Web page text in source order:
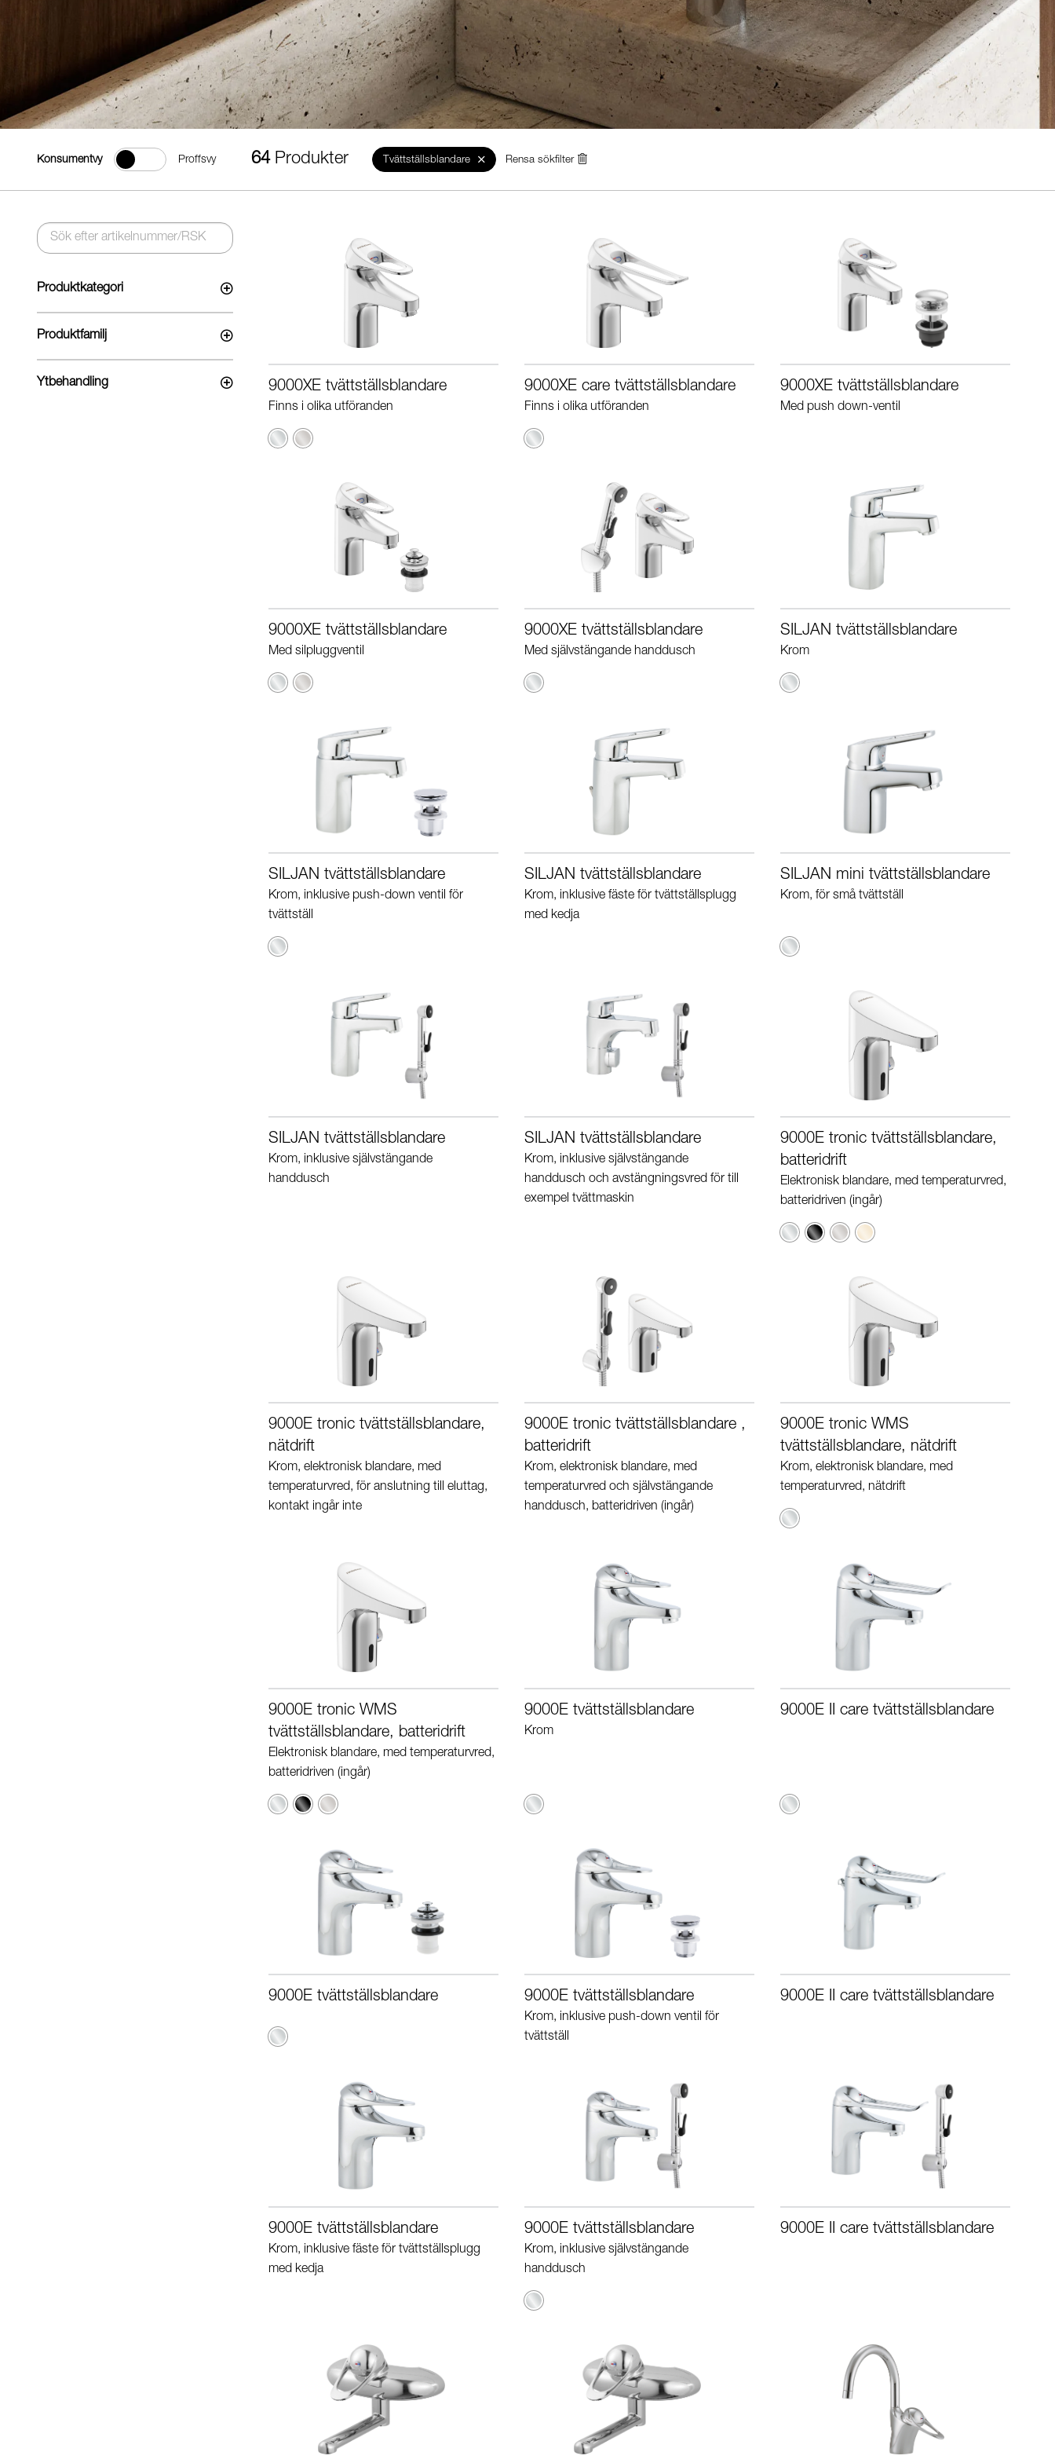
Konsumentvy Proffsvy 64 Produkter Tvättställsblandare Rensa sökfilter
Produktkategori
Produktfamilj
Ytbehandling 9000XE tvättställsblandare
Finns i olika utföranden
KromBorstad
9000XE care tvättställsblandare
Finns i olika utföranden
Krom
9000XE tvättställsblandare
Med push down-ventil
9000XE tvättställsblandare
Med silpluggventil
KromBorstad
9000XE tvättställsblandare
Med självstängande handdusch
Krom
SILJAN tvättställsblandare
Krom
Krom
SILJAN tvättställsblandare
Krom, inklusive push-down ventil för
tvättställ
Krom
SILJAN tvättställsblandare
Krom, inklusive fäste för tvättställsplugg
med kedja
SILJAN mini tvättställsblandare
Krom, för små tvättställ
Krom
SILJAN tvättställsblandare
Krom, inklusive självstängande
handdusch
SILJAN tvättställsblandare
Krom, inklusive självstängande
handdusch och avstängningsvred för till
exempel tvättmaskin
9000E tronic tvättställsblandare,
batteridrift
Elektronisk blandare, med temperaturvred,
batteridriven (ingår)
KromSvartBorstadPolerad
9000E tronic tvättställsblandare,
nätdrift
Krom, elektronisk blandare, med
temperaturvred, för anslutning till eluttag,
kontakt ingår inte
9000E tronic tvättställsblandare ,
batteridrift
Krom, elektronisk blandare, med
temperaturvred och självstängande
handdusch, batteridriven (ingår)
9000E tronic WMS
tvättställsblandare, nätdrift
Krom, elektronisk blandare, med
temperaturvred, nätdrift
Krom
9000E tronic WMS
tvättställsblandare, batteridrift
Elektronisk blandare, med temperaturvred,
batteridriven (ingår)
KromSvartBorstad
9000E tvättställsblandare
Krom
Krom
9000E II care tvättställsblandare
Krom
9000E tvättställsblandare
Krom
9000E tvättställsblandare
Krom, inklusive push-down ventil för
tvättställ
9000E II care tvättställsblandare
9000E tvättställsblandare
Krom, inklusive fäste för tvättställsplugg
med kedja
9000E tvättställsblandare
Krom, inklusive självstängande
handdusch
Krom
9000E II care tvättställsblandare